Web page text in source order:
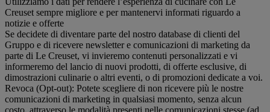
Creuset sempre migliore e per mantenervi informati riguardo a
notizie e offerte
Se decidete di diventare parte del nostro database di clienti del
Gruppo e di ricevere newsletter e comunicazioni di marketing da
parte di Le Creuset, vi invieremo contenuti personalizzati e vi
informeremo del lancio di nuovi prodotti, di offerte esclusive, di
dimostrazioni culinarie o altri eventi, o di promozioni dedicate a voi.
Revoca (Opt-out): Potete scegliere di non ricevere più le nostre
comunicazioni di marketing in qualsiasi momento, senza alcun
costo, attraverso le modalità presenti nelle comunicazioni stesse (ad